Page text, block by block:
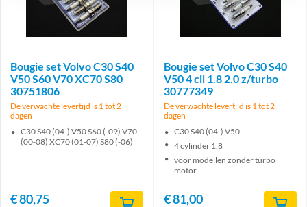
Bougie set Volvo C30 S40
V50 S60 V70 XC70 S80
30751806
De verwachte levertijd is 1 tot 2
dagen
C30 S40 (04-) V50 S60 (-09) V70
(00-08) XC70 (01-07) S80 (-06)
€80,75
Bougie set Volvo C30 S40
V50 4 cil 1.8 2.0 z/turbo
30777349
De verwachte levertijd is 1 tot 2
dagen
C30 S40 (04-) V50
4 cylinder 1.8
voor modellen zonder turbo
motor
€81,00